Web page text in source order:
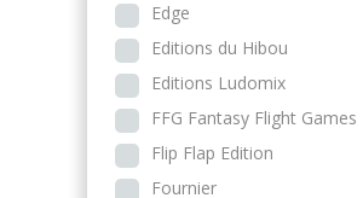
Edge
Editions du Hibou
Editions Ludomix
FFG Fantasy Flight Games
Flip Flap Edition
Fournier